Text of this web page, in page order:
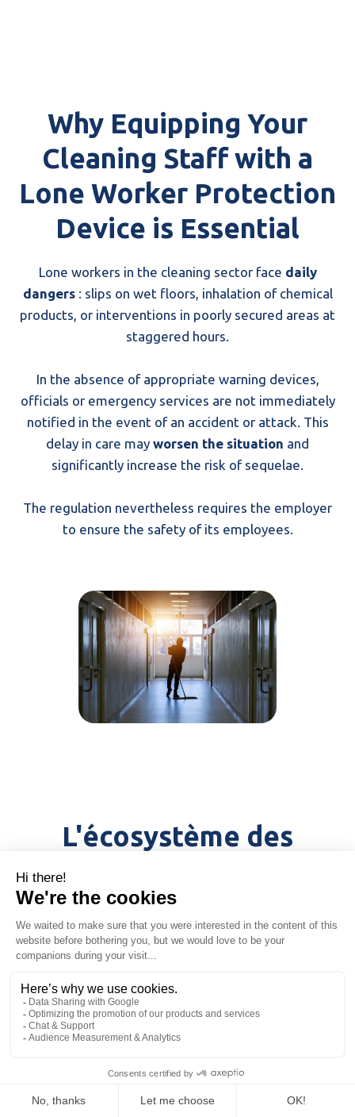
Why Equipping Your
Cleaning Staff with a
Lone Worker Protection
Device is Essential
Lone workers in the cleaning sector face daily
dangers: slips on wet floors, inhalation of chemical
products, or interventions in poorly secured areas at
staggered hours.
In the absence of appropriate warning devices,
officials or emergency services are not immediately
notified in the event of an accident or attack. This
delay in care may worsen the situation and
significantly increase the risk of sequelae.
The regulation nevertheless requires the employer
to ensure the safety of its employees.
L'écosystème des
solutions Neovigie
Neovigie propose un écosystème de solutions pour
s’adapter aux environnements de travail aussi variés
dispositifs spécialisés... Supervisez tous vos outils PTI
Application